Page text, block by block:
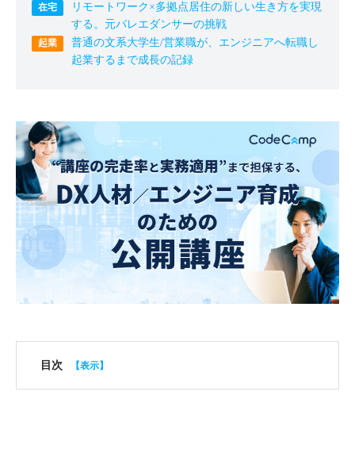
リモートワーク×多拠点居住の新しい生き方を実現
する。元バレエダンサーの挑戦
普通の文系大学生/営業職が、エンジニアへ転職し
起業するまで成長の記録
目次